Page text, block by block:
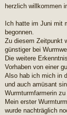
r
g
herzlich willkommen
Ich hatte im Juni mit
begonnen.
Zu diesem Zeitpunkt
günstiger bei
Die weitere
Vorhaben von einer
Also hab ich mich in
und auch amüsant
Wurmturmfarmerin zu
Mein erster
wurde nachträglich